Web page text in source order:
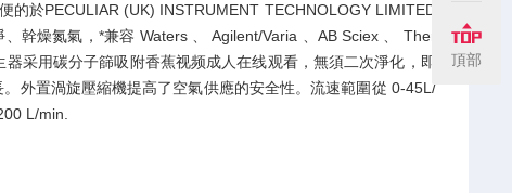
於PECULIAR (UK) INSTRUMENT TECHNOLOGY LIMITED
幹燥氮氣，*兼容 Waters 、 Agilent/Varia 、AB Sciex 、 Ther
采用碳分子篩吸附香蕉视频成人在线观看，無須二次淨化，即
外置渦旋壓縮機提高了空氣供應的安全性。流速範圍從 0-45L/
L/min.
頂部